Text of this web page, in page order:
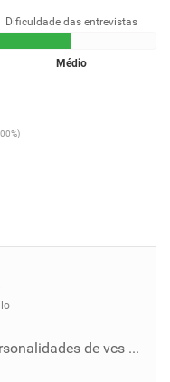
Dificuldade das entrevistas
Médio
Muito bom boas perguntas e personalidades de vcs aí não sei se isso tudo é exigência da empresa mais foi legal e bom não foi atoa que...